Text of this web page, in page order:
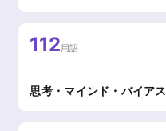
112用語
思考・マインド・バイアス